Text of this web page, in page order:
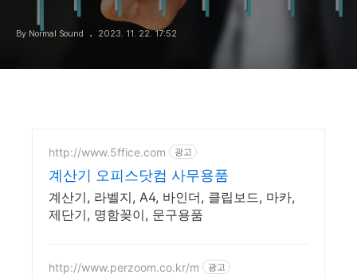
By Normal Sound 2023. 11. 22. 17:52
http://www.5ffice.com 광고
계산기 오피스닷컴 사무용품
계산기, 라벨지, A4, 바인더, 클립보드, 마카,
제단기, 명함꽂이, 문구용품
http://www.perzoom.co.kr/m 광고